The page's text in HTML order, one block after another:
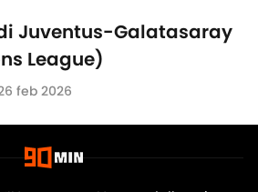
Juventus-Galatasaray
League)
feb 2026